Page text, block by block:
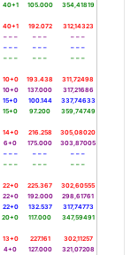
40+1
105.000
354,41819
40+1
– – –
– – –
– – –
192.072
– – –
– – –
– – –
312,14323
– – –
– – –
– – –
10+0
10+0
15+0
15+0
193.438
137.000
100.144
97.200
311,72498
317,21686
337,74633
359,74749
14+0
6+0
– – –
– – –
216.258
175.000
– – –
– – –
305,08020
303,87005
– – –
– – –
22+0
22+0
22+0
20+0
225.367
192.000
132.537
117.000
302,60555
298,61761
317,74773
347,59491
13+0
4+0
227.161
127.000
302,11257
321,07208